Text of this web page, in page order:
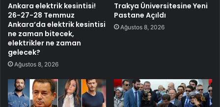
Ankara elektrik kesintisi!
26-27-28 Temmuz
Ankara’da elektrik kesintisi
ne zaman bitecek,
elektrikler ne zaman
gelecek?
Ağustos 8, 2026
Trakya Üniversitesine Yeni
Pastane Açıldı
Ağustos 8, 2026